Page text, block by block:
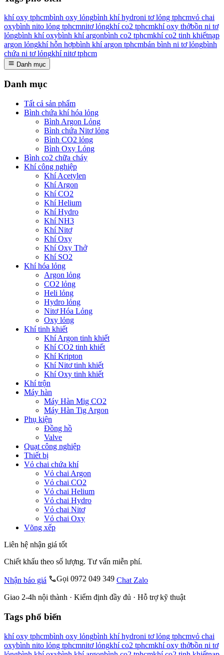
khí oxy tphcmbình oxy lỏngbình khí hydroni tơ lỏng tphcmvỏ chai
oxybình nito lỏng tphcmnitơ lỏngkhí co2 tphcmkhí oxy thởbồn ni tơ
lỏngbình khí oxybình khí argonbình co2 tphcmkhí co2 tinh khiếtnạp
argon lỏngkhí hỗn hợpbình khí argon tphcmbán bình ni tơ lỏngbình
chứa ni tơ lỏngkhí nitơ tphcm
Danh mục
Danh mục
Tất cả sản phẩm
Bình chứa khí hóa lỏng
Bình Argon Lỏng
Bình chứa Nitơ lỏng
Bình CO2 lỏng
Bình Oxy Lỏng
Bình co2 chữa cháy
Khí công nghiệp
Khí Acetylen
Khí Argon
Khí CO2
Khí Helium
Khí Hydro
Khí NH3
Khí Nitơ
Khí Oxy
Khí Oxy Thở
Khí SO2
Khí hóa lỏng
Argon lỏng
CO2 lỏng
Heli lỏng
Hydro lỏng
Nitơ Hóa Lỏng
Oxy lỏng
Khí tinh khiết
Khí Argon tinh khiết
Khí CO2 tinh khiết
Khí Kripton
Khí Nitơ tinh khiết
Khí Oxy tinh khiết
Khí trộn
Máy hàn
Máy Hàn Mig CO2
Máy Hàn Tig Argon
Phụ kiện
Đồng hồ
Valve
Quạt công nghiệp
Thiết bị
Vỏ chai chứa khí
Vỏ chai Argon
Vỏ chai CO2
Vỏ chai Helium
Vỏ chai Hydro
Vỏ chai Nitơ
Vỏ chai Oxy
Võng xếp
Liên hệ nhận giá tốt
Chiết khấu theo số lượng. Tư vấn miễn phí.
Nhận báo giá Gọi 0972 049 349 Chat Zalo
Giao 2-4h nội thành · Kiểm định đầy đủ · Hỗ trợ kỹ thuật
Tags phổ biến
khí oxy tphcmbình oxy lỏngbình khí hydroni tơ lỏng tphcmvỏ chai
oxybình nito lỏng tphcmnitơ lỏngkhí co2 tphcmkhí oxy thởbồn ni tơ